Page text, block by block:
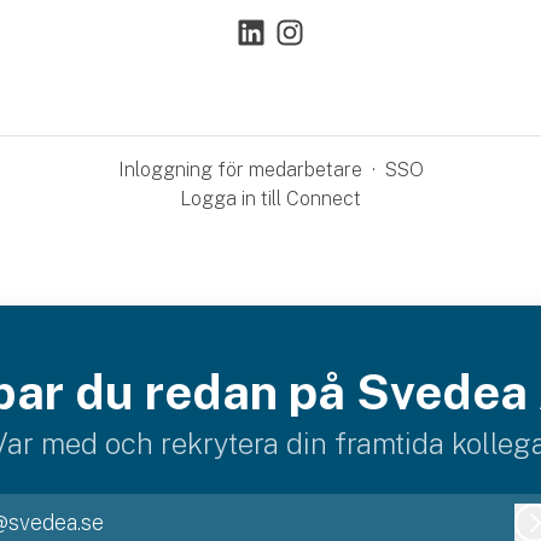
Inloggning för medarbetare · SSO
Logga in till Connect
du redan på Svedea
med och rekrytera din framtida